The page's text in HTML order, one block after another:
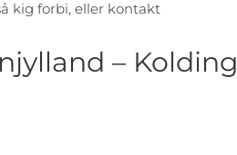
kig forbi, eller kontakt
– Kolding